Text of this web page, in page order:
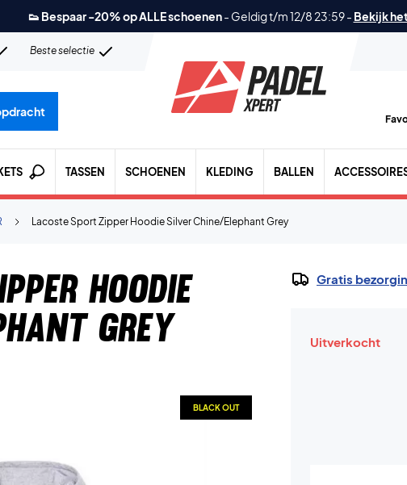
👟 Bespaar -20% op ALLE schoenen- Geldig t/m 12/8 23:59- Bekijk
Beste selectie
TASSEN SCHOENEN KLEDING BALLEN
Lacoste Sport Zipper Hoodie Silver Chine/Elephant Grey
Hoodie
Grey
BLACK OUT
Gratis
Uitverkocht